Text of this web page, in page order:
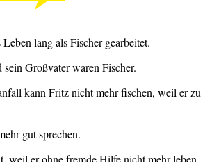
lang als Fischer gearbeitet.
Großvater waren Fischer.
kann Fritz nicht mehr fischen, weil er zu
gut sprechen.
weil er ohne fremde Hilfe nicht mehr leben